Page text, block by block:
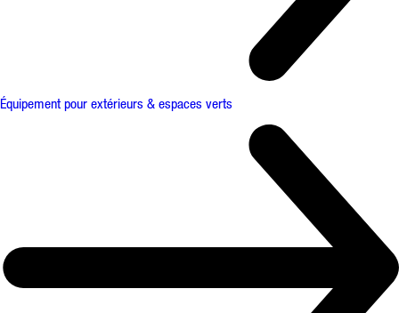
Équipement pour extérieurs & espaces verts